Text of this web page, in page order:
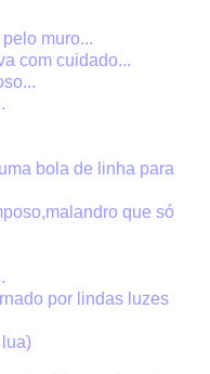
muro...
com cuidado...
bola de linha para
que só
por lindas luzes